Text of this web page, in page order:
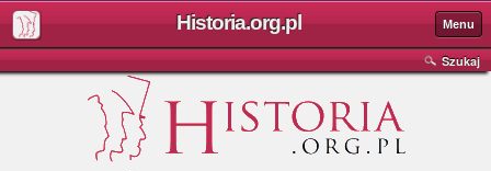
Historia.org.pl Menu
Szukaj